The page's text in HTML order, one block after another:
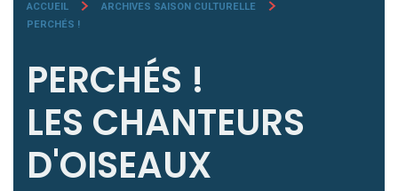
ACCUEIL
ARCHIVES SAISON CULTURELLE
PERCHÉS !
PERCHÉS !
LES CHANTEURS
D'OISEAUX